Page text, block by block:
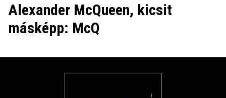
Alexander McQueen, kicsit
másképp: McQ